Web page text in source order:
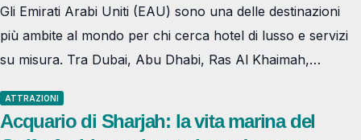
Gli Emirati Arabi Uniti (EAU) sono una delle destinazioni
più ambite al mondo per chi cerca hotel di lusso e servizi
su misura. Tra Dubai, Abu Dhabi, Ras Al Khaimah,…
ATTRAZIONI
Acquario di Sharjah: la vita marina del